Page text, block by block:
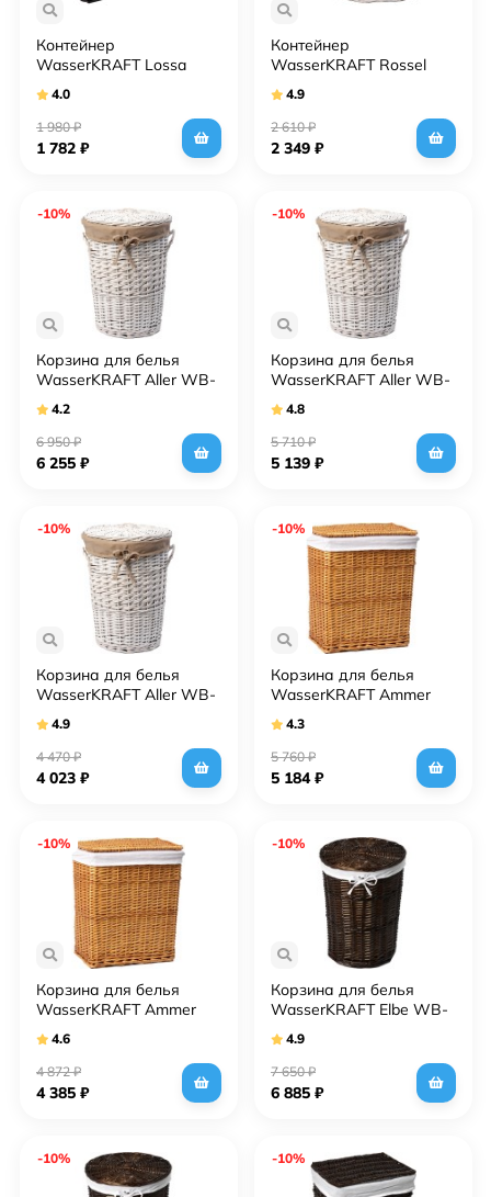
Контейнер
WasserKRAFT Lossa
коричневый, средний
4.0
1 980₽
1 782 ₽
Контейнер
WasserKRAFT Rossel
4.9
2 610₽
2 349 ₽
-10%
Корзина для белья
WasserKRAFT Aller WB-
4.2
6 950₽
6 255 ₽
-10%
Корзина для белья
WasserKRAFT Aller WB-
4.8
5 710₽
5 139 ₽
-10%
Корзина для белья
WasserKRAFT Aller WB-
4.9
4 470₽
4 023 ₽
-10%
Корзина для белья
WasserKRAFT Ammer
коричневая, большая
4.3
5 760₽
5 184₽
-10%
Корзина для белья
WasserKRAFT Ammer
коричневая, средняя
4.6
4 872₽
4 385 ₽
-10%
Корзина для белья
WasserKRAFT Elbe WB-
коричневая, большая
4.9
7 650₽
6 885 ₽
-10% -10%